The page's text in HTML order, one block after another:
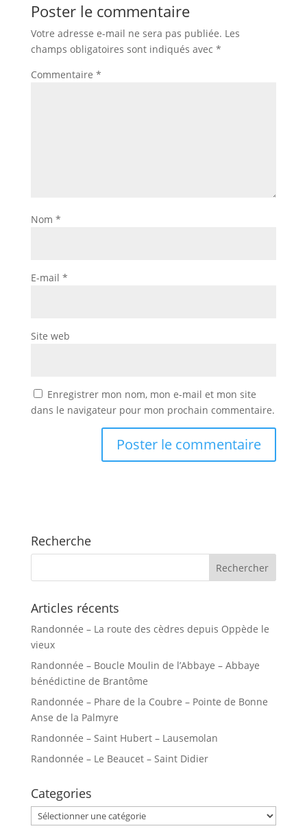
Poster le commentaire
Votre adresse e-mail ne sera pas publiée. Les
champs obligatoires sont indiqués avec *
Commentaire *
Nom *
E-mail *
Site web
Enregistrer mon nom, mon e-mail et mon site
dans le navigateur pour mon prochain commentaire.
Recherche
Articles récents
Randonnée – La route des cèdres depuis Oppède le
vieux
Randonnée – Boucle Moulin de l’Abbaye – Abbaye
bénédictine de Brantôme
Randonnée – Phare de la Coubre – Pointe de Bonne
Anse de la Palmyre
Randonnée – Saint Hubert – Lausemolan
Randonnée – Le Beaucet – Saint Didier
Categories
Categories